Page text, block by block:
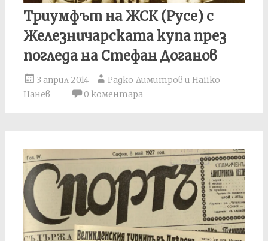
Триумфът на ЖСК (Русе) с
Железничарската купа през
погледа на Стефан Доганов
3 април 2014
Радко Димитров и Нанко
Нанев
0 коментара